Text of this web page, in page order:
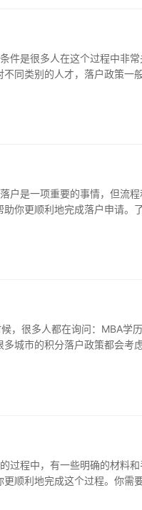
同类别的人才，落户政策一
你更顺利地完成落户申请。
城市的积分落户政策都会考
顺利地完成这个过程。你需